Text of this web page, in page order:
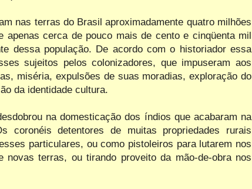
nas terras do Brasil aproximadamente quatro milhões
cerca de pouco mais de cento e cinqüenta mil
dessa população. De acordo com o historiador essa
sujeitos pelos colonizadores, que impuseram aos
miséria, expulsões de suas moradias, exploração do
da identidade cultura.
na domesticação dos índios que acabaram na
coronéis detentores de muitas propriedades rurais
particulares, ou como pistoleiros para lutarem nos
terras, ou tirando proveito da mão-de-obra nos